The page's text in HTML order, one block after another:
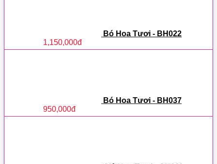
Bó Hoa Tươi - BH022
1,150,000đ
Bó Hoa Tươi - BH037
950,000đ